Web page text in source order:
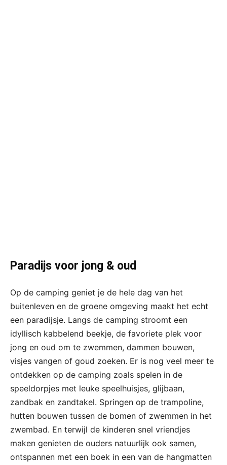
Paradijs voor jong & oud
Op de camping geniet je de hele dag van het
buitenleven en de groene omgeving maakt het echt
een paradijsje. Langs de camping stroomt een
idyllisch kabbelend beekje, de favoriete plek voor
jong en oud om te zwemmen, dammen bouwen,
visjes vangen of goud zoeken. Er is nog veel meer te
ontdekken op de camping zoals spelen in de
speeldorpjes met leuke speelhuisjes, glijbaan,
zandbak en zandtakel. Springen op de trampoline,
hutten bouwen tussen de bomen of zwemmen in het
zwembad. En terwijl de kinderen snel vriendjes
maken genieten de ouders natuurlijk ook samen,
ontspannen met een boek in een van de hangmatten